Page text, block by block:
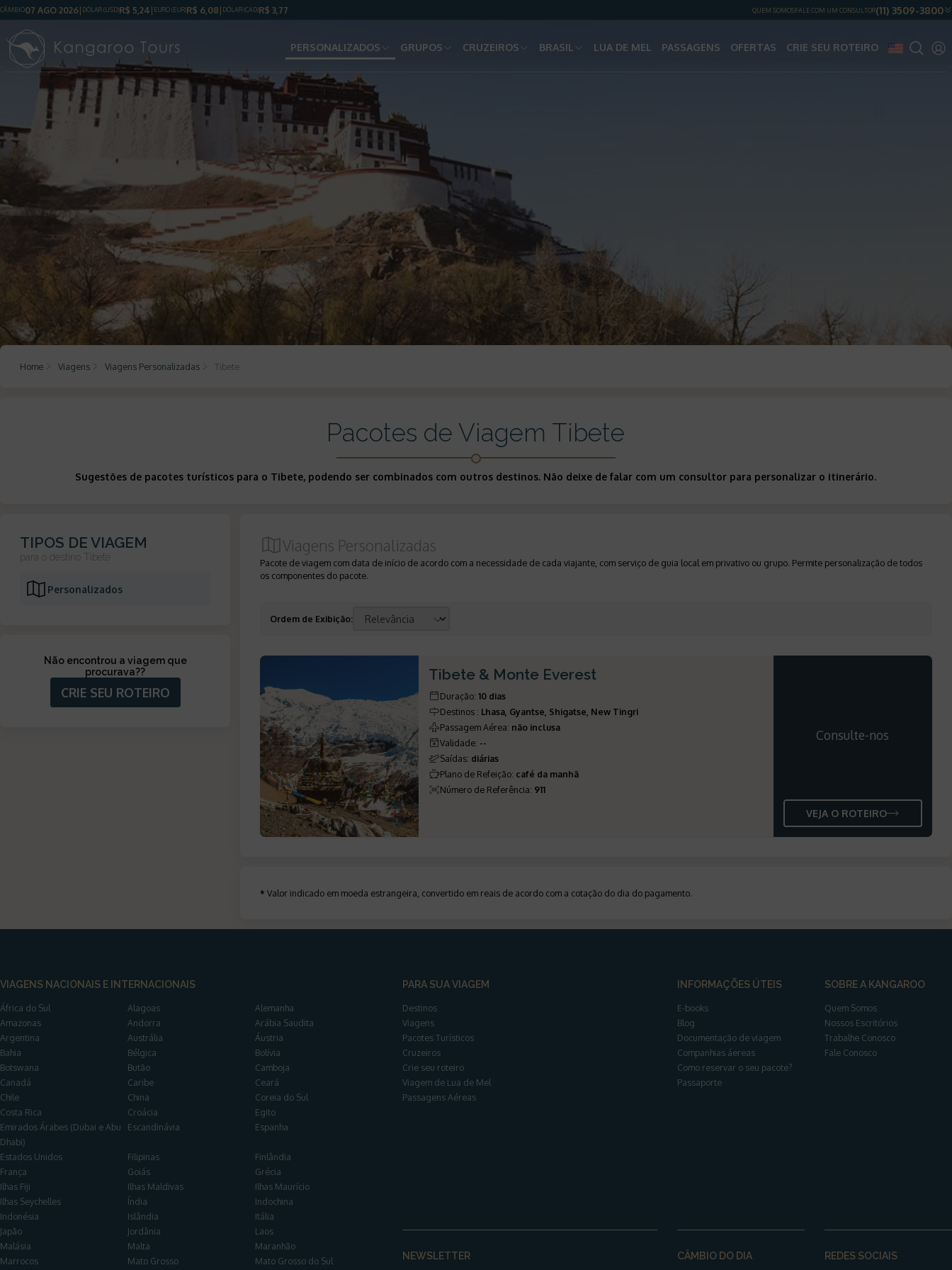
CÂMBIO07 AGO 2026 DÓLAR(USD)R$ 5,24 EURO (EUR)R$ 6,08 DÓLAR(CAD)R$ 3,77 QUEM SOMOSFALE COM UM CONSULTOR(11) 3509-3800
PERSONALIZADOS GRUPOS CRUZEIROS BRASIL LUA DE MEL PASSAGENS OFERTAS CRIE SEU ROTEIRO
Home Viagens Viagens Personalizadas Tibete
Pacotes de Viagem Tibete
Sugestões de pacotes turísticos para o Tibete, podendo ser combinados com outros destinos. Não deixe de falar com um consultor para personalizar o itinerário.
TIPOS DE VIAGEM
para o destino Tibete
Personalizados
Não encontrou a viagem que
procurava??
CRIE SEU ROTEIRO
Viagens Personalizadas
Pacote de viagem com data de início de acordo com a necessidade de cada viajante, com serviço de guia local em privativo ou grupo. Permite personalização de todos
os componentes do pacote.
Ordem de Exibição:
Tibete & Monte Everest
Duração:10 dias
Destinos : Lhasa, Gyantse, Shigatse, New Tingri
Passagem Aérea: não inclusa
Validade: --
Saídas: diárias
Plano de Refeição: café da manhã
Número de Referência: 911
Consulte-nos
VEJA O ROTEIRO
* Valor indicado em moeda estrangeira, convertido em reais de acordo com a cotação do dia do pagamento.
VIAGENS NACIONAIS E INTERNACIONAIS
África do Sul Alagoas
Alemanha
Amazonas
Andorra
Arábia Saudita
Argentina
Austrália
Áustria
Bahia
Bélgica
Bolívia
Botswana
Butão
Camboja
Canadá
Caribe
Ceará
Chile
China
Coreia do Sul
Costa Rica
Croácia
Egito
Emirados Árabes (Dubai e Abu
Dhabi)
Escandinávia Espanha
Estados Unidos Filipinas
Finlândia
França
Goiás
Grécia
Ilhas Fiji
Ilhas Maldivas
Ilhas Maurício
Ilhas Seychelles
Índia
Indochina
Indonésia
Islândia
Itália
Japão
Jordânia
Laos
Malásia
Malta
Maranhão
Marrocos
Mato Grosso
Mato Grosso do Sul
PARA SUA VIAGEM
Destinos
Viagens
Pacotes Turísticos
Cruzeiros
Crie seu roteiro
Viagem de Lua de Mel
Passagens Aéreas
NEWSLETTER
INFORMAÇÕES ÚTEIS
E-books
Blog
Documentação de viagem
Companhias áereas
Como reservar o seu pacote?
Passaporte
SOBRE A KANGAROO
Quem Somos
Nossos Escritórios
Trabalhe Conosco
Fale Conosco
CÂMBIO DO DIA REDES SOCIAIS